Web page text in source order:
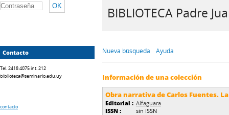
BIBLIOTECA Padre
Nueva búsqueda Ayuda
Información de una colección
Obra narrativa de Carlos Fuentes.
Editorial : Alfaguara
ISSN :
sin ISSN
Contacto
Tel. 2418 4075 int. 212
biblioteca@seminario.edu.uy
contacto